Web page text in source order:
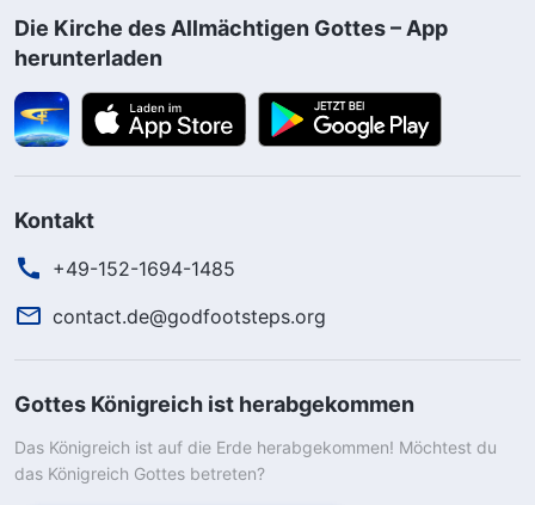
Die Kirche des Allmächtigen Gottes – App
herunterladen
Kontakt
+49-152-1694-1485
contact.de@godfootsteps.org
Gottes Königreich ist herabgekommen
Das Königreich ist auf die Erde herabgekommen! Möchtest du
das Königreich Gottes betreten?